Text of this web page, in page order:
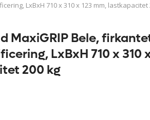
LxBxH 710 x 310 x 123 mm, lastkapacitet
MaxiGRIP Bele,
LxBxH 710 x 310
200 kg